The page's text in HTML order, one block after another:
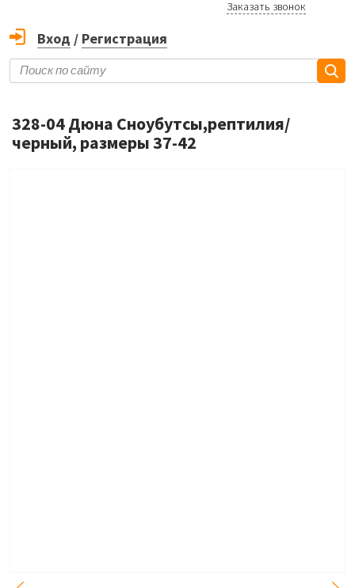
Заказать звонок
Вход / Регистрация
328-04 Дюна Сноубутсы,рептилия/
черный, размеры 37-42